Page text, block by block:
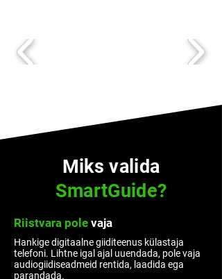
Miks valida
SmartGuide?
Riistvara pole vaja
Hankige digitaalne giiditeenus külastaja
telefoni. Lihtne igal ajal uuendada, pole vaja
audiogiidiseadmeid rentida, laadida ega
parandada.